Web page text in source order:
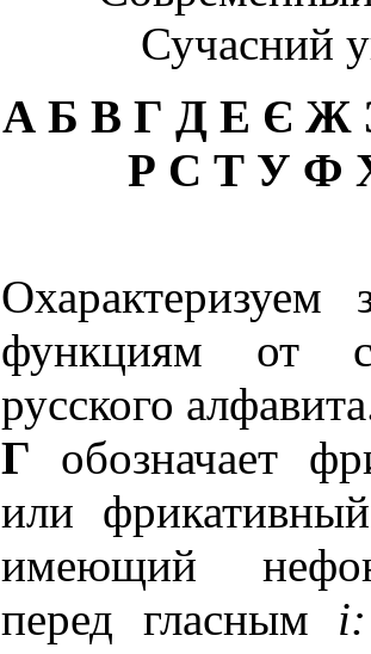
Сучасний
А Б В Г Д Е Є Ж
Р С Т У
функциям от
русского
Г обозначает
или
имеющий
перед гласным